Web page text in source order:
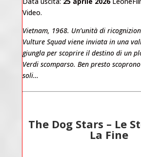
Video.
Vietnam, 1968. Un’unità di
Vulture Squad viene inviata in una
giungla per scoprire il destino di un
Verdi scomparso. Ben presto
soli…
The Dog Stars – Le
La Fine